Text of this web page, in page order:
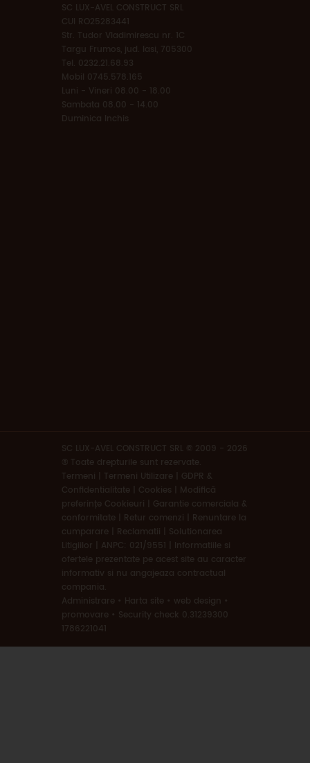
SC LUX-AVEL CONSTRUCT SRL
CUI RO25283441
Str. Tudor Vladimirescu nr. 1C
Targu Frumos, jud. Iasi, 705300
Tel. 0232.21.68.93
Mobil 0745.578.165
Luni - Vineri 08.00 - 18.00
Sambata 08.00 - 14.00
Duminica Inchis
SC LUX-AVEL CONSTRUCT SRL © 2009 - 2026
® Toate drepturile sunt rezervate.
Termeni
Termeni Utilizare | GDPR &
Confidentialitate | Cookies
Modifică
preferințe Cookieuri
Garantie comerciala &
conformitate
Retur comenzi
Renuntare la
cumparare
Reclamatii
Solutionarea
Litigiilor
ANPC: 021/9551
Informatiile si
ofertele prezentate pe acest site au caracter
informativ si nu angajeaza contractual
compania.
Administrare • Harta site • web design
•
promovare • Security check 0.31239300
1786221041